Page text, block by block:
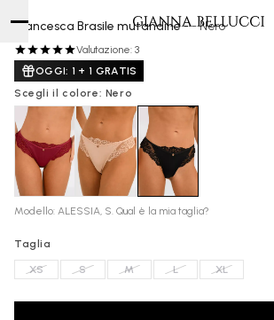
Francesca Brasile mutandine -- Nero
Valutazione: 3
OGGI: 1 + 1 GRATIS
Scegli il colore: Nero
Modello: ALESSIA, S. Qual è la mia taglia?
Taglia
XS S M L XL